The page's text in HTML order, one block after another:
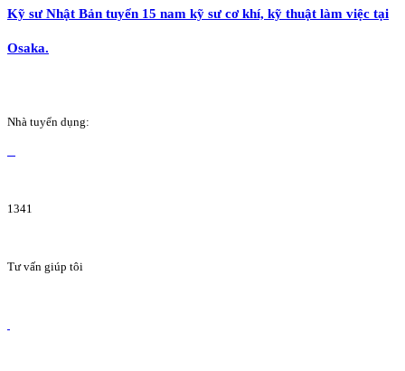
Kỹ sư Nhật Bản tuyển 15 nam kỹ sư cơ khí, kỹ thuật làm việc tại
Osaka.
Nhà tuyển dụng:
1341
Tư vấn giúp tôi